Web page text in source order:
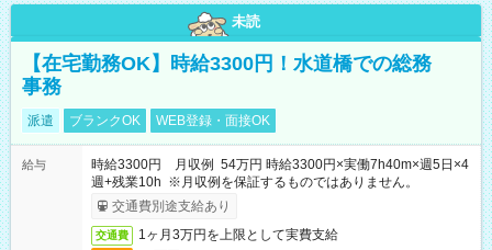
未読
【在宅勤務OK】時給3300円！水道橋での総務
事務
派遣 ブランクOK WEB登録・面接OK
給与
時給3300円 月収例 54万円 時給3300円×実働7h40m×週5日×4
週+残業10h ※月収例を保証するものではありません。
交通費別途支給あり
交通費 1ヶ月3万円を上限として実費支給